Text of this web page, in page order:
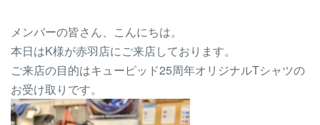
メンバーの皆さん、こんにちは。
本日はK様が赤羽店にご来店しております。
ご来店の目的はキューピッド25周年オリジナルTシャツの
お受け取りです。